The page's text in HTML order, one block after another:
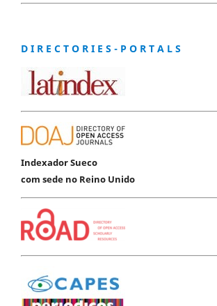
D I R E C T O R I E S - P O R T A L S
Indexador Sueco
com sede no Reino Unido